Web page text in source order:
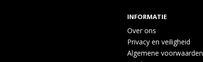
INFORMATIE
Over ons
Privacy en veiligheid
Algemene voorwaarden